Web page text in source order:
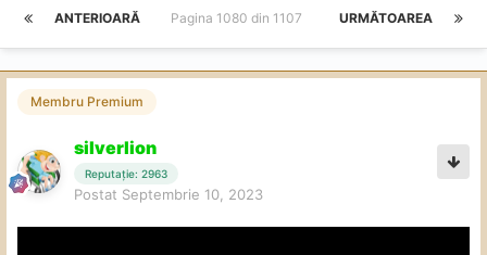
ANTERIOARĂ URMĂTOAREA
Pagina 1080 din 1107
Membru Premium
silverlion
Reputație: 2963
Postat Septembrie 10, 2023